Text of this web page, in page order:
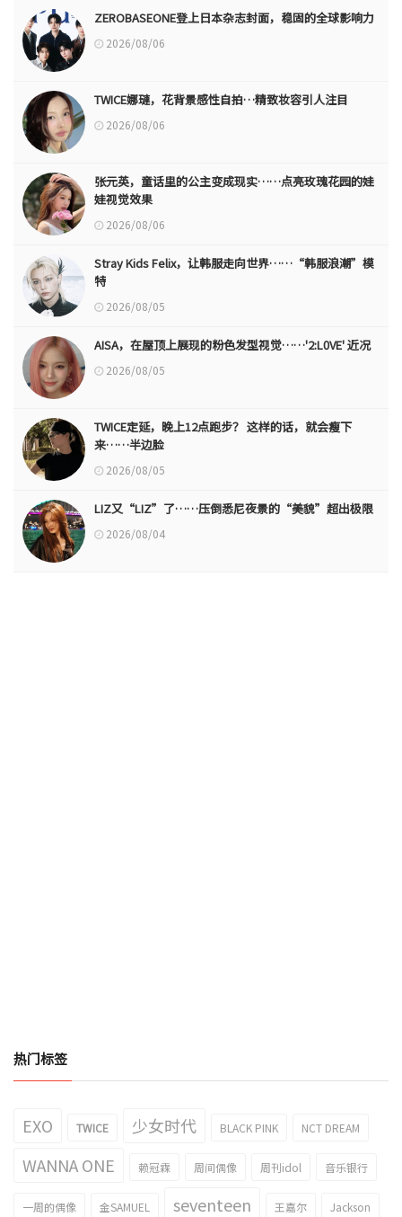
ZEROBASEONE登上日本杂志封面，稳固的全球影响力
2026/08/06
TWICE娜璉，花背景感性自拍…精致妆容引人注目
2026/08/06
张元英，童话里的公主变成现实……点亮玫瑰花园的娃
娃视觉效果
2026/08/06
Stray Kids Felix，让韩服走向世界……“韩服浪潮”模
特
2026/08/05
AISA，在屋顶上展现的粉色发型视觉……'2:L0VE' 近况
2026/08/05
TWICE定延，晚上12点跑步？ 这样的话，就会瘦下
来……半边脸
2026/08/05
LIZ又“LIZ”了……压倒悉尼夜景的“美貌”超出极限
2026/08/04
热门标签
EXO TWICE 少女时代 BLACK PINK NCT DREAM
WANNA ONE 赖冠霖 周间偶像 周刊idol 音乐银行
一周的偶像 金SAMUEL seventeen 王嘉尔 Jackson